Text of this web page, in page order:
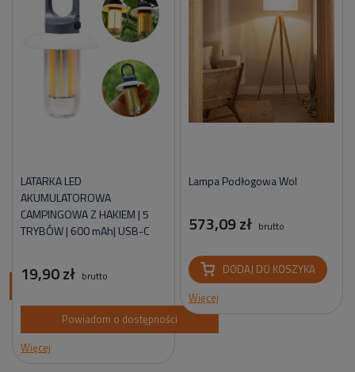
LATARKA LED
AKUMULATOROWA
CAMPINGOWA Z HAKIEM | 5
TRYBÓW | 600 mAh| USB-C
19,90 zł brutto
Powiadom o dostępności
Więcej
Lampa Podłogowa Wol
573,09 zł brutto
DODAJ DO KOSZYKA
Więcej